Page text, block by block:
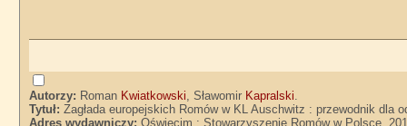
Autorzy: Roman Kwiatkowski, Sławomir Kapralski.
Tytuł:Zagłada europejskich Romów w KL Auschwitz : przewodnik
Adres wydawniczy:Oświęcim : Stowarzyszenie Romów w Polsce,